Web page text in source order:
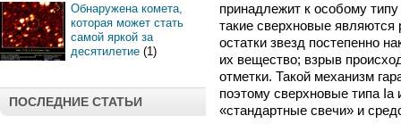
Обнаружена комета,
которая может стать
самой яркой за
десятилетие (1)
ПОСЛЕДНИЕ СТАТЬИ
принадлежит к особому
такие сверхновые
остатки звезд постепенно
их вещество; взрыв
отметки. Такой механизм
поэтому сверхновые типа Ia
«стандартные свечи» и